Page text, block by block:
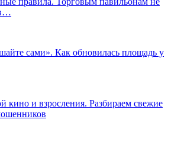
сами». Как обновилась площадь у
кино и взросления. Разбираем свежие